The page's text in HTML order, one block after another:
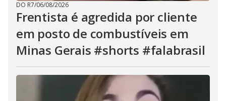
DO R7/06/08/2026
Frentista é agredida por cliente
em posto de combustíveis em
Minas Gerais #shorts #falabrasil